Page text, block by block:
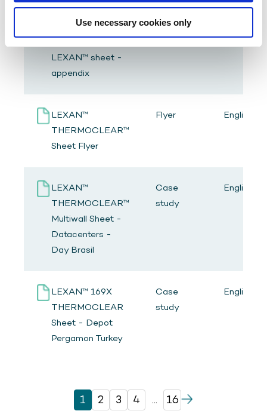
Use necessary cookies only
Datacenter
LEXAN™ sheet -
appendix
Flyer
LEXAN™
THERMOCLEAR™
Sheet Flyer
Flyer English
LEXAN™
THERMOCLEAR™
Multiwall Sheet -
Datacenters -
Day Brasil
Case
study
English
LEXAN™ 169X
THERMOCLEAR
Sheet - Depot
Pergamon Turkey
Case
study
English
1 2 3 4 ... 16